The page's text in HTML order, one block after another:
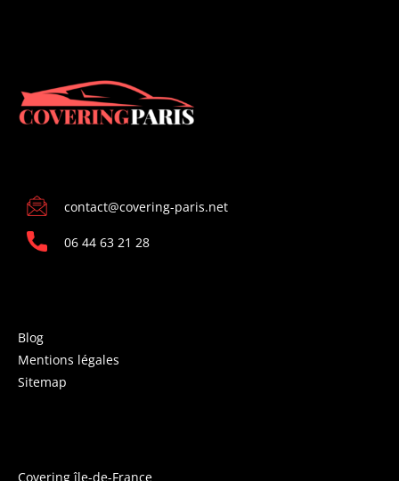
contact@covering-paris.net
06 44 63 21 28
Blog
Mentions légales
Sitemap
Covering île-de-France